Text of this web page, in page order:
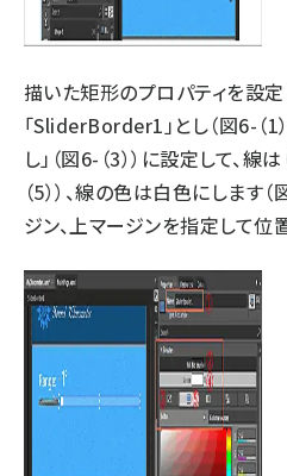
描いた矩形のプロパティを設定
「SliderBorder1」とし（図6-（1）
し」（図6-（3））に設定して、線
（5））、線の色は白色にします（
ジン、上マージンを指定して位置